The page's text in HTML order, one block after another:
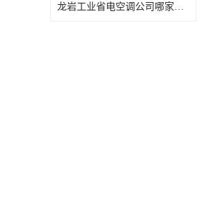
龙岩工业省电空调公司哪家好 适应性强 维护简单